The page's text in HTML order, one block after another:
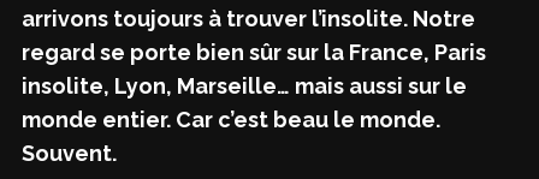
arrivons toujours à trouver l’insolite. Notre
regard se porte bien sûr sur la France, Paris
insolite, Lyon, Marseille… mais aussi sur le
monde entier. Car c’est beau le monde.
Souvent.